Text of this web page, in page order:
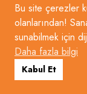
Bu site çerezler
olanlarından!
sunabilmek için
Daha fazla bilgi
Kabul Et